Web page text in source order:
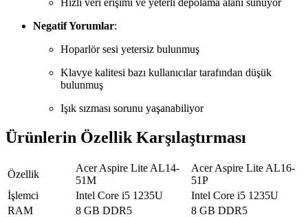
Negatif Yorumlar:
Hoparlör sesi yetersiz bulunmuş
Klavye kalitesi bazı kullanıcılar tarafından düşük
bulunmuş
Işık sızması sorunu yaşanabiliyor
Ürünlerin Özellik Karşılaştırması
Özellik
Acer Aspire Lite AL14-
51M
Acer Aspire Lite AL16-
51P
İşlemci
Intel Core i5 1235U
Intel Core i5 1235U
RAM
8 GB DDR5
8 GB DDR5